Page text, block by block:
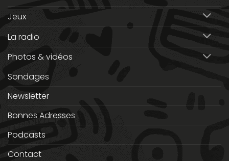
Jeux
La radio
Photos & vidéos
Sondages
Newsletter
Bonnes Adresses
Podcasts
Contact